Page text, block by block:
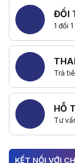
ĐỔI
1 đổi
Trả
HỖ
Tư
KẾT NỐI VỚI